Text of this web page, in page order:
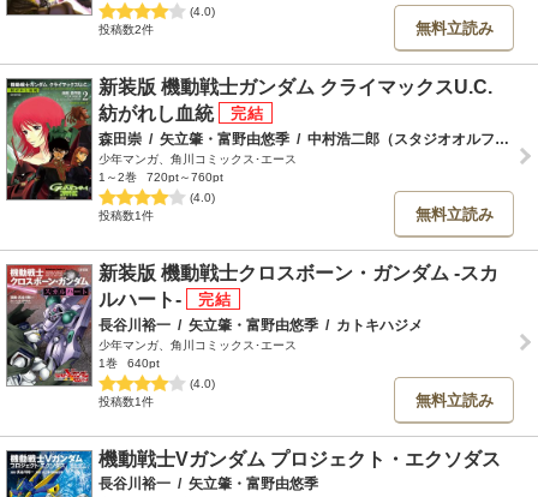
(4.0)
投稿数2件
無料立読み
新装版 機動戦士ガンダム クライマックスU.C.
紡がれし血統
森田崇 / 矢立肇・富野由悠季 / 中村浩二郎（スタジオオルフェ）
少年マンガ、角川コミックス･エース
1～2巻
720pt～760pt
(4.0)
投稿数1件
無料立読み
新装版 機動戦士クロスボーン・ガンダム ‐スカ
ルハート‐
長谷川裕一 / 矢立肇・富野由悠季 / カトキハジメ
少年マンガ、角川コミックス･エース
1巻
640pt
(4.0)
投稿数1件
無料立読み
機動戦士Vガンダム プロジェクト・エクソダス
長谷川裕一 / 矢立肇・富野由悠季